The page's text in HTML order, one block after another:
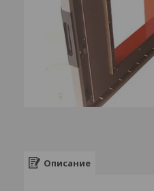
Описание